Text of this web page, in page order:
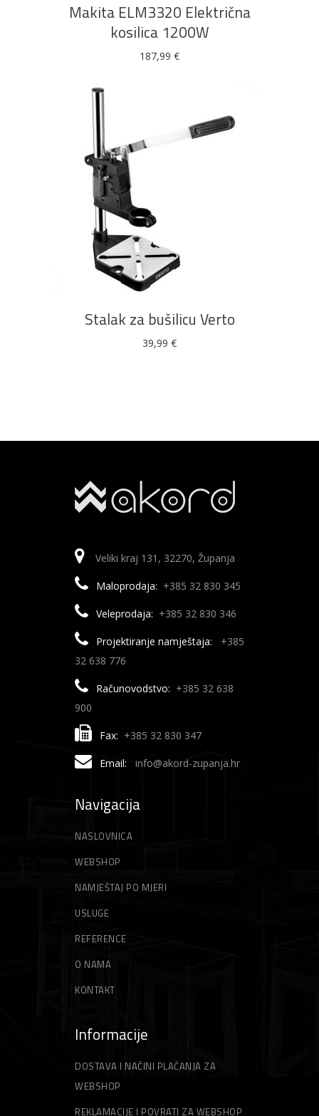
Makita ELM3320 Električna
kosilica 1200W
187,99 €
DODAJ U KOŠARICU
Stalak za bušilicu Verto
39,99 €
Veliki kraj 131, 32270, Županja
Maloprodaja: +385 32 830 345
Veleprodaja: +385 32 830 346
Projektiranje namještaja:
+385
32 638 776
Računovodstvo: +385 32 638
900
Fax: +385 32 830 347
Email: info@akord-zupanja.hr
Navigacija
NASLOVNICA
WEBSHOP
NAMJEŠTAJ PO MJERI
USLUGE
REFERENCE
O NAMA
KONTAKT
Informacije
DOSTAVA I NAČINI PLAĆANJA ZA
WEBSHOP
REKLAMACIJE I POVRATI ZA WEBSHOP